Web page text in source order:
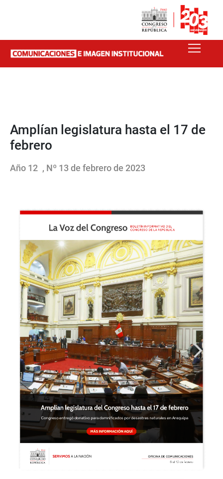
Amplían legislatura hasta el 17 de
febrero
Año 12 , Nº 13 de febrero de 2023